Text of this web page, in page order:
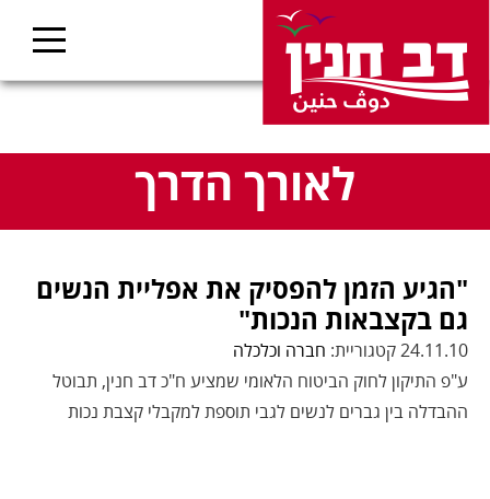
לאורך הדרך
"הגיע הזמן להפסיק את אפליית הנשים
גם בקצבאות הנכות"
24.11.10 קטגוריית:
חברה וכלכלה
ע"פ התיקון לחוק הביטוח הלאומי שמציע ח"כ דב חנין, תבוטל
ההבדלה בין גברים לנשים לגבי תוספת למקבלי קצבת נכות